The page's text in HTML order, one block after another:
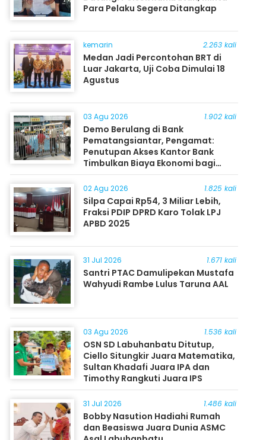
Para Pelaku Segera Ditangkap
kemarin 2.263 kali
Medan Jadi Percontohan BRT di
Luar Jakarta, Uji Coba Dimulai 18
Agustus
03 Agu 2026 1.902 kali
Demo Berulang di Bank
Pematangsiantar, Pengamat:
Penutupan Akses Kantor Bank
Timbulkan Biaya Ekonomi bagi
Masyarakat
02 Agu 2026 1.825 kali
Silpa Capai Rp54, 3 Miliar Lebih,
Fraksi PDIP DPRD Karo Tolak LPJ
APBD 2025
31 Jul 2026 1.671 kali
Santri PTAC Damulipekan Mustafa
Wahyudi Rambe Lulus Taruna AAL
03 Agu 2026 1.536 kali
OSN SD Labuhanbatu Ditutup,
Ciello Situngkir Juara Matematika,
Sultan Khadafi Juara IPA dan
Timothy Rangkuti Juara IPS
31 Jul 2026 1.486 kali
Bobby Nasution Hadiahi Rumah
dan Beasiswa Juara Dunia ASMC